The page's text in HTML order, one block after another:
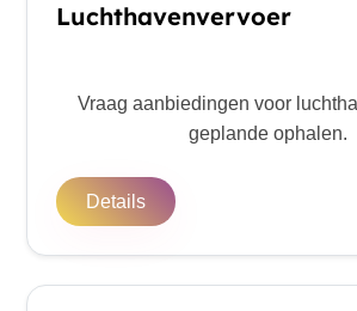
Luchthavenvervoer
Vraag aanbiedingen voor
geplande ophalen.
Details